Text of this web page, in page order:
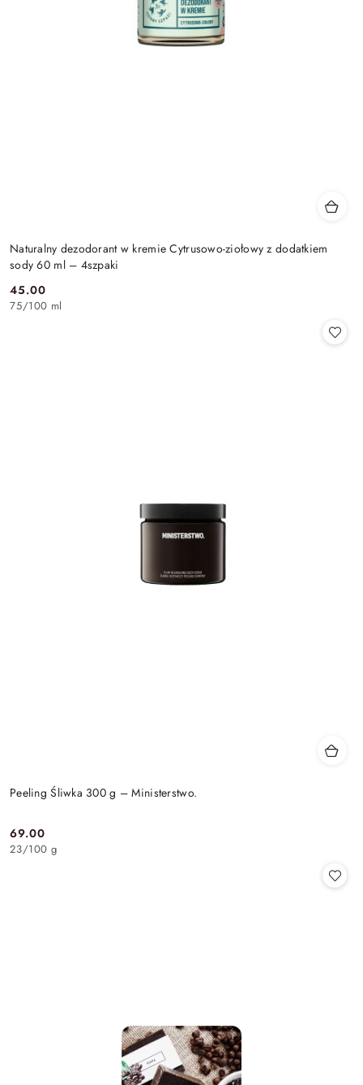
Naturalny dezodorant w kremie Cytrusowo-ziołowy z dodatkiem
sody 60 ml – 4szpaki
Cena:
45.00
75/100 ml
Peeling Śliwka 300 g – Ministerstwo.
Cena:
69.00
23/100 g